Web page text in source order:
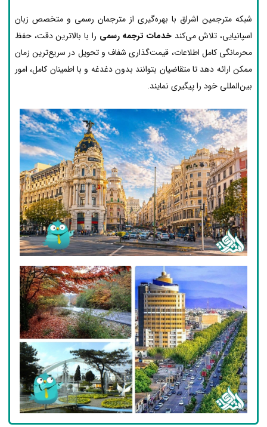
شبکه مترجمین اشراق با بهره‌گیری از مترجمان رسمی و متخصص زبان
اسپانیایی، تلاش می‌کندخدمات ترجمه رسمی را با بالاترین دقت، حفظ
محرمانگی کامل اطلاعات، قیمت‌گذاری شفاف و تحویل در سریع‌ترین زمان
ممکن ارائه دهد تا متقاضیان بتوانند بدون دغدغه و با اطمینان کامل، امور
بین‌المللی خود را پیگیری نمایند.